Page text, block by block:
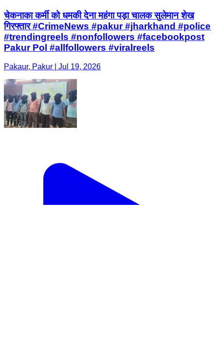
चेकनाका कर्मी को धमकी देना महंगा पड़ा चालक सुलेमान शेख
गिरफ्तार #CrimeNews #pakur #jharkhand #police
#trendingreels #nonfollowers #facebookpost
Pakur Pol #allfollowers #viralreels
Pakaur, Pakur | Jul 19, 2026